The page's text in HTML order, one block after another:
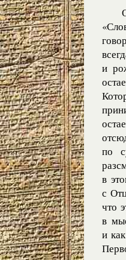
и
по
в
с
что
в
и